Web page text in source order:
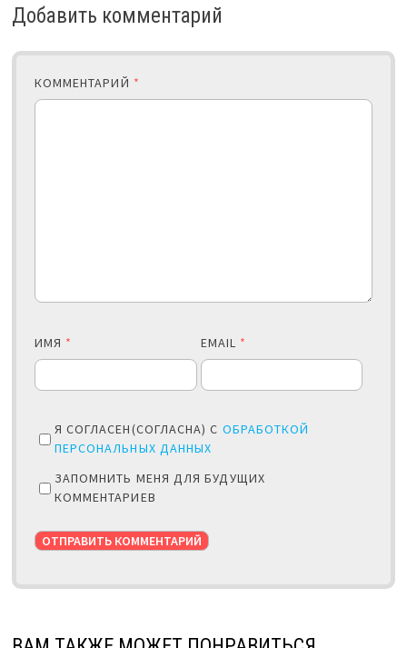
Добавить комментарий
КОММЕНТАРИЙ *
ИМЯ * EMAIL *
Я СОГЛАСЕН(СОГЛАСНА) С ОБРАБОТКОЙ
ПЕРСОНАЛЬНЫХ ДАННЫХ
ЗАПОМНИТЬ МЕНЯ ДЛЯ БУДУЩИХ
КОММЕНТАРИЕВ